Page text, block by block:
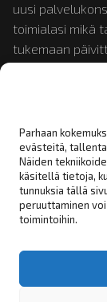
Parhaan
evästeitä,
Näiden
käsitellä tietoja,
tunnuksia tällä
peruuttaminen
toimintoihin.
uusi
toimialasi mikä
tukemaan
Linkit:
Yhteystiedot
Tilaus-